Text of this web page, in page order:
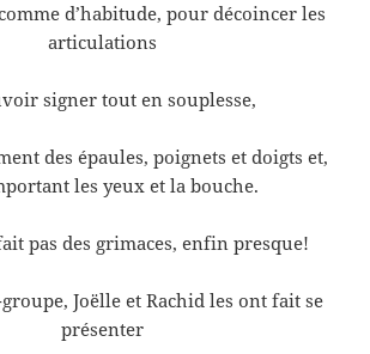
d’habitude, pour décoincer les
articulations
signer tout en souplesse,
des épaules, poignets et doigts et,
les yeux et la bouche.
pas des grimaces, enfin presque!
Joëlle et Rachid les ont fait se
présenter